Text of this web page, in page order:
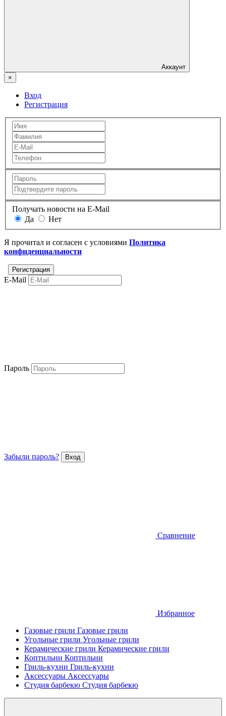
Аккаунт
×
Вход
Регистрация
Получать новости на E-Mail
Да
Нет
Я прочитал и согласен с условиями Политика
конфиденциальности
E-Mail
Пароль
Забыли пароль?
Сравнение
Избранное
Газовые грили Газовые грили
Угольные грили Угольные грили
Керамические грили Керамические грили
Коптильни Коптильни
Гриль-кухни Гриль-кухни
Аксессуары Аксессуары
Студия барбекю Студия барбекю